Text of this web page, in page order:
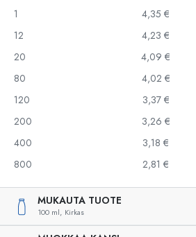
1
4,35 €
12
4,23 €
20
4,09 €
80
4,02 €
120
3,37 €
200
3,26 €
400
3,18 €
800
2,81 €
MUKAUTA TUOTE
100 ml, Kirkas